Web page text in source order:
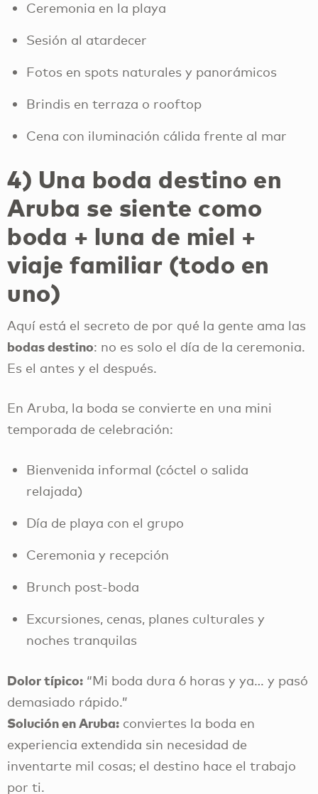
Ceremonia en la playa
Sesión al atardecer
Fotos en spots naturales y panorámicos
Brindis en terraza o rooftop
Cena con iluminación cálida frente al mar
4) Una boda destino en
Aruba se siente como
boda + luna de miel +
viaje familiar (todo en
uno)
Aquí está el secreto de por qué la gente ama las
bodas destino: no es solo el día de la ceremonia.
Es el antes y el después.
En Aruba, la boda se convierte en una mini
temporada de celebración:
Bienvenida informal (cóctel o salida
relajada)
Día de playa con el grupo
Ceremonia y recepción
Brunch post-boda
Excursiones, cenas, planes culturales y
noches tranquilas
Dolor típico: “Mi boda dura 6 horas y ya… y pasó
demasiado rápido.”
Solución en Aruba: conviertes la boda en
experiencia extendida sin necesidad de
inventarte mil cosas; el destino hace el trabajo
por ti.